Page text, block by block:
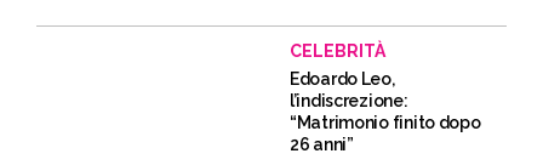
CELEBRITÀ
Edoardo Leo,
l’indiscrezione:
“Matrimonio finito dopo
26 anni”